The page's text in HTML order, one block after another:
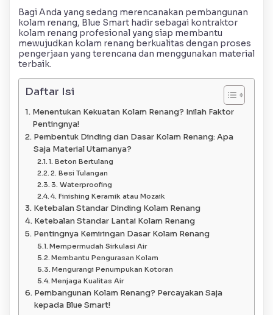
Bagi Anda yang sedang merencanakan pembangunan
kolam renang, Blue Smart hadir sebagai kontraktor
kolam renang profesional yang siap membantu
mewujudkan kolam renang berkualitas dengan proses
pengerjaan yang terencana dan menggunakan material
terbaik.
Daftar Isi
Menentukan Kekuatan Kolam Renang? Inilah Faktor
Pentingnya!
Pembentuk Dinding dan Dasar Kolam Renang: Apa
Saja Material Utamanya?
1. Beton Bertulang
2. Besi Tulangan
3. Waterproofing
4. Finishing Keramik atau Mozaik
Ketebalan Standar Dinding Kolam Renang
Ketebalan Standar Lantai Kolam Renang
Pentingnya Kemiringan Dasar Kolam Renang
Mempermudah Sirkulasi Air
Membantu Pengurasan Kolam
Mengurangi Penumpukan Kotoran
Menjaga Kualitas Air
Pembangunan Kolam Renang? Percayakan Saja
kepada Blue Smart!